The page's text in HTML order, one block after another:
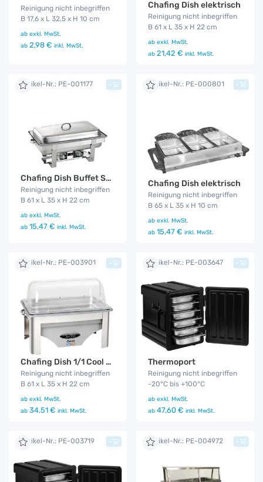
Reinigung nicht inbegriffen
B 17,6 x L 32,5 x H 10 cm
ab exkl. MwSt.
ab 2,98 € inkl. MwSt.
Chafing Dish elektrisch
Reinigung nicht inbegriffen
B 61 x L 35 x H 22 cm
ab exkl. MwSt.
ab 21,42 € inkl. MwSt.
Artikel-Nr.: PE-001177
Chafing Dish Buffet Server
Reinigung nicht inbegriffen
B 61 x L 35 x H 22 cm
ab exkl. MwSt.
ab 15,47 € inkl. MwSt.
+ Artikel-Nr.: PE-000801
Chafing Dish elektrisch
Reinigung nicht inbegriffen
B 65 x L 35 x H 10 cm
ab exkl. MwSt.
ab 15,47 € inkl. MwSt.
+
Artikel-Nr.: PE-003901
Chafing Dish 1/1 Cool & Hot
Reinigung nicht inbegriffen
B 61 x L 35 x H 22 cm
ab exkl. MwSt.
ab 34,51 € inkl. MwSt.
+ Artikel-Nr.: PE-003647
Thermoport
Reinigung nicht inbegriffen
-20°C bis +100°C
ab exkl. MwSt.
ab 47,60 € inkl. MwSt.
+
Artikel-Nr.: PE-003719 + Artikel-Nr.: PE-004972 +